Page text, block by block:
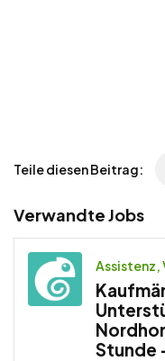
Teile diesen Beitrag:
Verwandte Jobs
Assistenz,
Stunde